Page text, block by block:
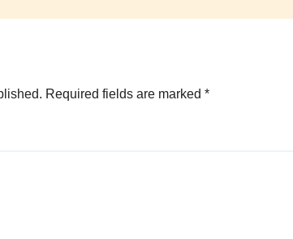
Required fields are marked *